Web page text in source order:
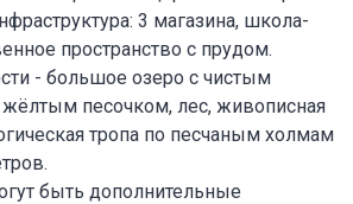
3 магазина, школа-
пространство с прудом.
- большое озеро с чистым
песочком, лес, живописная
тропа по песчаным холмам
быть дополнительные